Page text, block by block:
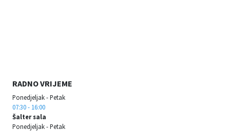
RADNO VRIJEME
Ponedjeljak - Petak
07:30 - 16:00
Šalter sala
Ponedjeljak - Petak